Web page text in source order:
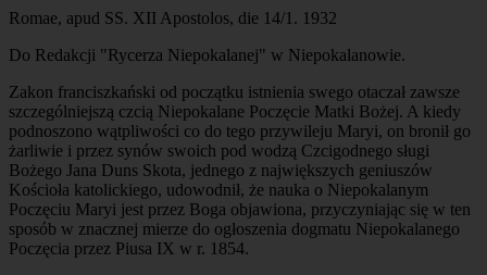
Romae, apud SS. XII Apostolos, die 14/1. 1932
Do Redakcji "Rycerza Niepokalanej" w Niepokalanowie.
Zakon franciszkański od początku istnienia swego otaczał zawsze
szczególniejszą czcią Niepokalane Poczęcie Matki Bożej. A kiedy
podnoszono wątpliwości co do tego przywileju Maryi, on bronił go
żarliwie i przez synów swoich pod wodzą Czcigodnego sługi
Bożego Jana Duns Skota, jednego z największych geniuszów
Kościoła katolickiego, udowodnił, że nauka o Niepokalanym
Poczęciu Maryi jest przez Boga objawiona, przyczyniając się w ten
sposób w znacznej mierze do ogłoszenia dogmatu Niepokalanego
Poczęcia przez Piusa IX w r. 1854.